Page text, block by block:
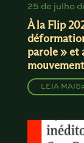
25 de julho
À la Flip
parole » et
LEIA MAIS